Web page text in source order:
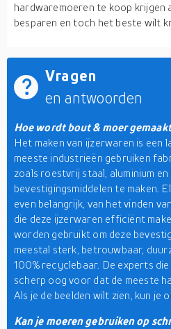
hardwaremoeren te koop krijgen
besparen en toch het beste wilt
Vragen
en antwoorden
Hoe wordt bout & moer
Het maken van ijzerwaren is een
meeste industrieën gebruiken
zoals roestvrij staal, aluminium
bevestigingsmiddelen te maken.
even belangrijk, van het vinden
die deze ijzerwaren efficiënt
worden gebruikt om deze
meestal sterk, betrouwbaar,
100% recyclebaar. De experts die
scherp oog voor dat de meeste
Als je de beelden wilt zien, kun je
Kan je moeren gebruiken op